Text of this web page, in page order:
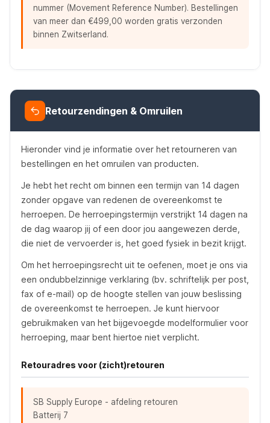
nummer (Movement Reference Number). Bestellingen
van meer dan €499,00 worden gratis verzonden
binnen Zwitserland.
Retourzendingen & Omruilen
Hieronder vind je informatie over het retourneren van
bestellingen en het omruilen van producten.
Je hebt het recht om binnen een termijn van 14 dagen
zonder opgave van redenen de overeenkomst te
herroepen. De herroepingstermijn verstrijkt 14 dagen na
de dag waarop jij of een door jou aangewezen derde,
die niet de vervoerder is, het goed fysiek in bezit krijgt.
Om het herroepingsrecht uit te oefenen, moet je ons via
een ondubbelzinnige verklaring (bv. schriftelijk per post,
fax of e-mail) op de hoogte stellen van jouw beslissing
de overeenkomst te herroepen. Je kunt hiervoor
gebruikmaken van het bijgevoegde modelformulier voor
herroeping, maar bent hiertoe niet verplicht.
Retouradres voor (zicht)retouren
SB Supply Europe - afdeling retouren
Batterij 7